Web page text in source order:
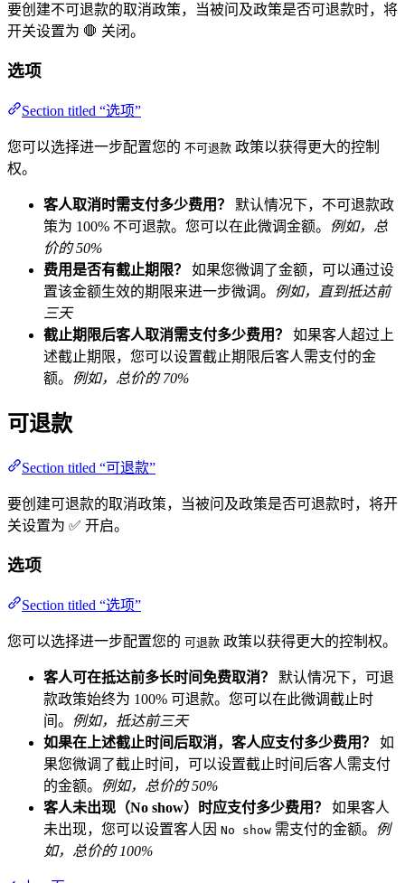
要创建不可退款的取消政策，当被问及政策是否可退款时，将
开关设置为 🛑 关闭。
选项
Section titled “选项”
您可以选择进一步配置您的 不可退款 政策以获得更大的控制
权。
客人取消时需支付多少费用？
默认情况下，不可退款政
策为 100% 不可退款。您可以在此微调金额。
例如，总
价的 50%
费用是否有截止期限？
如果您微调了金额，可以通过设
置该金额生效的期限来进一步微调。
例如，直到抵达前
三天
截止期限后客人取消需支付多少费用？
如果客人超过上
述截止期限，您可以设置截止期限后客人需支付的金
额。
例如，总价的 70%
可退款
Section titled “可退款”
要创建可退款的取消政策，当被问及政策是否可退款时，将开
关设置为 ✅ 开启。
选项
Section titled “选项”
您可以选择进一步配置您的 可退款 政策以获得更大的控制权。
客人可在抵达前多长时间免费取消？
默认情况下，可退
款政策始终为 100% 可退款。您可以在此微调截止时
间。
例如，抵达前三天
如果在上述截止时间后取消，客人应支付多少费用？
如
果您微调了截止时间，可以设置截止时间后客人需支付
的金额。
例如，总价的 50%
客人未出现（No show）时应支付多少费用？
如果客人
未出现，您可以设置客人因 No show 需支付的金额。
例
如，总价的 100%